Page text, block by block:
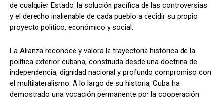
de cualquier Estado, la solución pacífica de las controversias
y el derecho inalienable de cada pueblo a decidir su propio
proyecto político, económico y social.
La Alianza reconoce y valora la trayectoria histórica de la
política exterior cubana, construida desde una doctrina de
independencia, dignidad nacional y profundo compromiso con
el multilateralismo. A lo largo de su historia, Cuba ha
demostrado una vocación permanente por la cooperación